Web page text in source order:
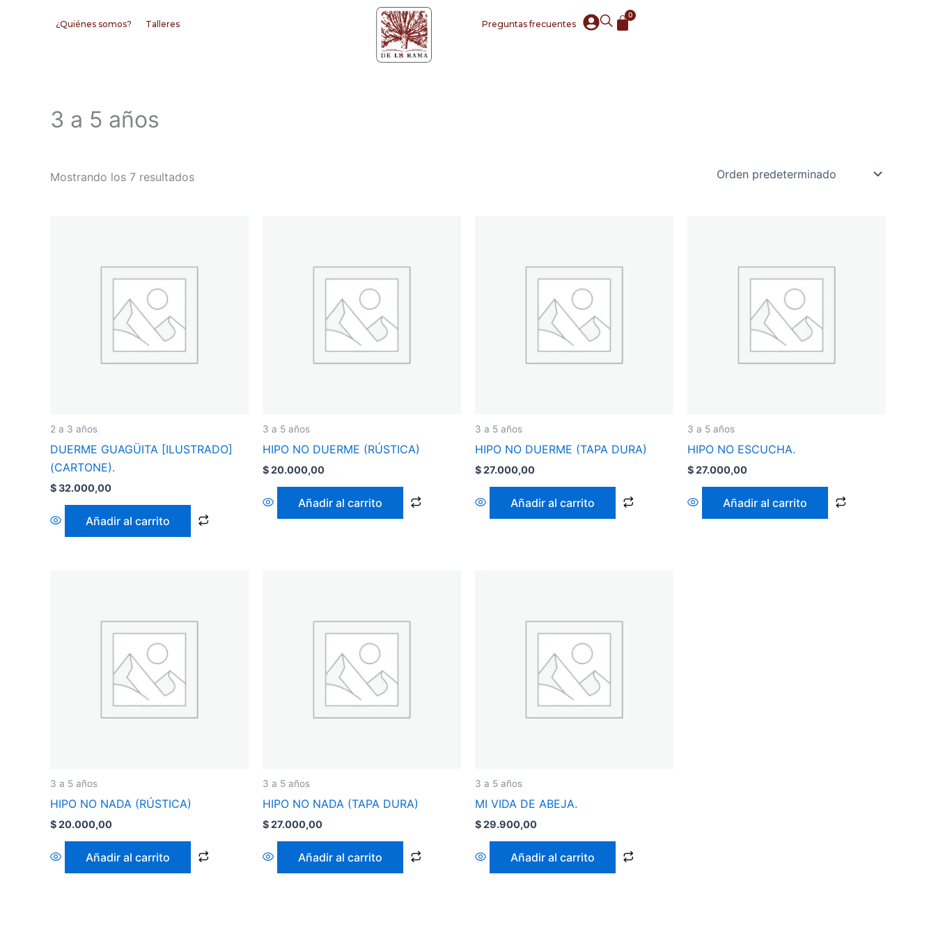
¿Quiénes somos? Talleres Preguntas frecuentes
3 a 5 años
Mostrando los 7 resultados
2 a 3 años
DUERME GUAGÜITA [ILUSTRADO]
(CARTONE).
$32.000,00
Añadir al carrito
3 a 5 años
HIPO NO DUERME (RÚSTICA)
$20.000,00
Añadir al carrito
3 a 5 años
HIPO NO DUERME (TAPA DURA)
$27.000,00
Añadir al carrito
3 a 5 años
HIPO NO ESCUCHA.
$27.000,00
Añadir al carrito
3 a 5 años
HIPO NO NADA (RÚSTICA)
$20.000,00
Añadir al carrito
3 a 5 años
HIPO NO NADA (TAPA DURA)
$27.000,00
Añadir al carrito
3 a 5 años
MI VIDA DE ABEJA.
$29.900,00
Añadir al carrito